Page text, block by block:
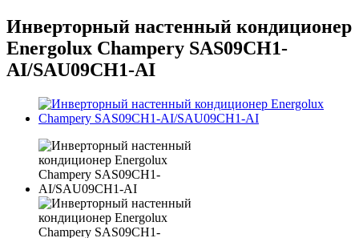
Инверторный настенный кондиционер
Energolux Champery SAS09CH1-
AI/SAU09CH1-AI